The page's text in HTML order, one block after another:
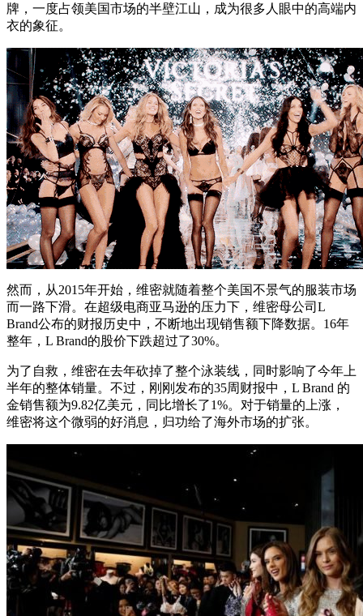
牌，一度占领美国市场的半壁江山，成为很多人眼中的高端内
衣的象征。
然而，从2015年开始，维密就随着整个美国不景气的服装市场
而一路下滑。在超级电商亚马逊的压力下，维密母公司L
Brand公布的财报历史中，不断地出现销售额下降数据。16年
整年，L Brand的股价下跌超过了30%。
为了自救，维密在去年砍掉了整个泳装线，同时影响了今年上
半年的整体销量。不过，刚刚发布的35周财报中，L Brand 的
金销售额为9.82亿美元，同比增长了1%。对于销量的上涨，
维密将这个微弱的好消息，归功给了海外市场的扩张。